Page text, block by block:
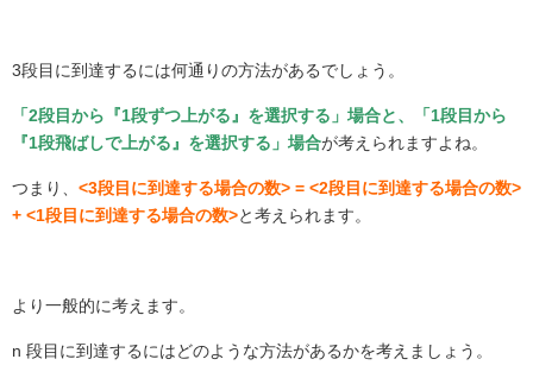
3段目に到達するには何通りの方法があるでしょう。
「2段目から『1段ずつ上がる』を選択する」場合と、「1段目から
『1段飛ばしで上がる』を選択する」場合が考えられますよね。
つまり、 <3段目に到達する場合の数> = <2段目に到達する場合の数>
+ <1段目に到達する場合の数>と考えられます。
より一般的に考えます。
n 段目に到達するにはどのような方法があるかを考えましょう。